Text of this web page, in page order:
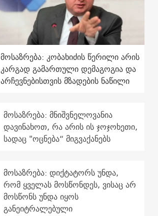
მოსაზრება: კობახიძის წერილი არის
კარგად გამართული დემაგოგია და
არჩევნებისთვის მზადების ნაწილი
მოსაზრება: მნიშვნელოვანია
დავინახოთ, რა არის ის ჯოჯოხეთი,
სადაც "ოცნება“ მიგვაქანებს
მოსაზრება: დიქტატორს უნდა,
რომ ყველას მოსწონდეს, ვისაც არ
მოსწონს უნდა იყოს
განეიტრალებული